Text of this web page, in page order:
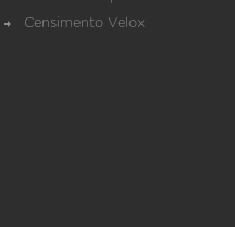
Censimento Velox